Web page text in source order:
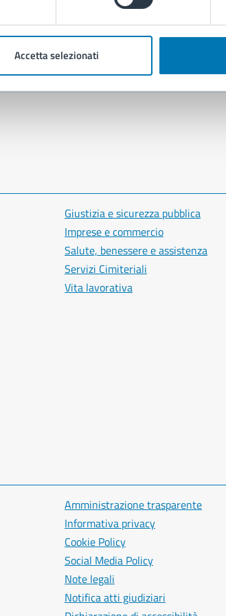
Accetta selezionati
Giustizia e sicurezza pubblica
Imprese e commercio
Salute, benessere e assistenza
Servizi Cimiteriali
Vita lavorativa
Amministrazione trasparente
Informativa privacy
Cookie Policy
Social Media Policy
Note legali
Notifica atti giudiziari